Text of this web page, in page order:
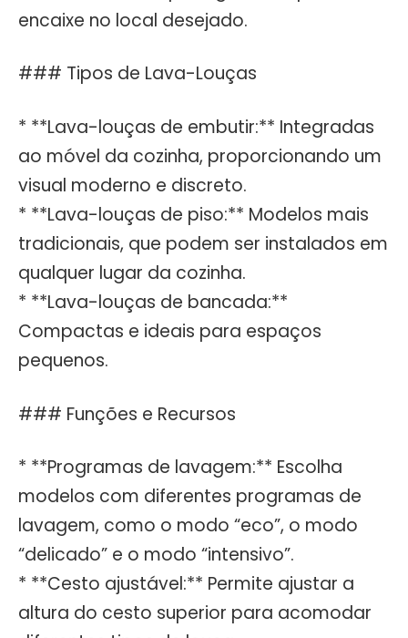
encaixe no local desejado.
### Tipos de Lava-Louças
* **Lava-louças de embutir:** Integradas
ao móvel da cozinha, proporcionando um
visual moderno e discreto.
* **Lava-louças de piso:** Modelos mais
tradicionais, que podem ser instalados em
qualquer lugar da cozinha.
* **Lava-louças de bancada:**
Compactas e ideais para espaços
pequenos.
### Funções e Recursos
* **Programas de lavagem:** Escolha
modelos com diferentes programas de
lavagem, como o modo “eco”, o modo
“delicado” e o modo “intensivo”.
* **Cesto ajustável:** Permite ajustar a
altura do cesto superior para acomodar